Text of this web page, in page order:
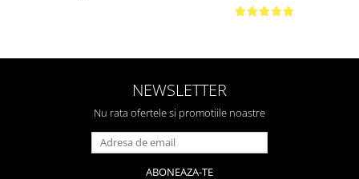
NEWSLETTER
Nu rata ofertele si promotiile noastre